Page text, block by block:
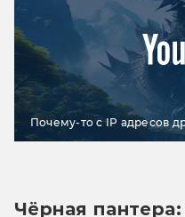
Почему-то с IP адресов
Чёрная